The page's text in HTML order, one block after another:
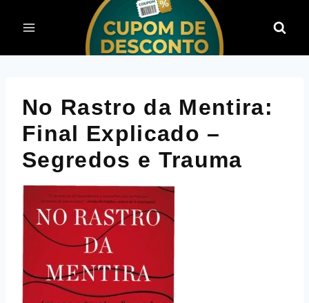
para
o
No Rastro da Mentira:
Final Explicado –
Segredos e Trauma